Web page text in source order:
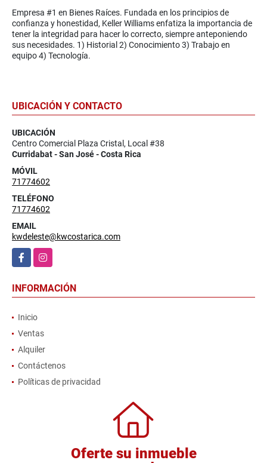
Empresa #1 en Bienes Raíces. Fundada en los principios de
confianza y honestidad, Keller Williams enfatiza la importancia de
tener la integridad para hacer lo correcto, siempre anteponiendo
sus necesidades. 1) Historial 2) Conocimiento 3) Trabajo en
equipo 4) Tecnología.
UBICACIÓN Y CONTACTO
UBICACIÓN
Centro Comercial Plaza Cristal, Local #38
Curridabat - San José - Costa Rica
MÓVIL
71774602
TELÉFONO
71774602
EMAIL
kwdeleste@kwcostarica.com
FacebookInstagram
INFORMACIÓN
Inicio
Ventas
Alquiler
Contáctenos
Políticas de privacidad
Oferte su inmueble